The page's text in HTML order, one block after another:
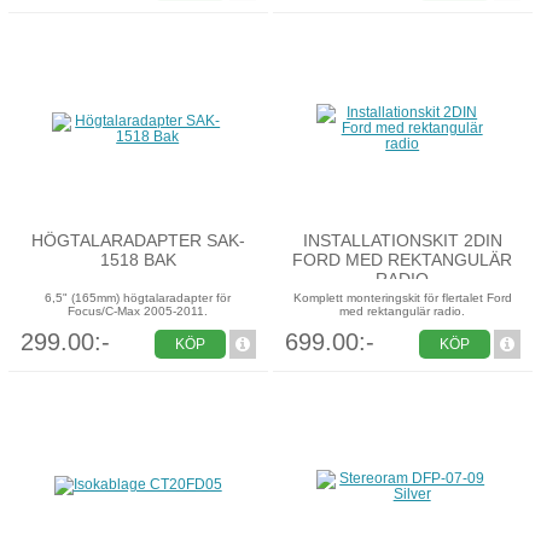
HÖGTALARADAPTER SAK-
1518 BAK
6,5" (165mm) högtalaradapter för
Focus/C-Max 2005-2011.
299.00:- KÖP
INSTALLATIONSKIT 2DIN
FORD MED REKTANGULÄR
RADIO
Komplett monteringskit för flertalet Ford
med rektangulär radio.
699.00:- KÖP